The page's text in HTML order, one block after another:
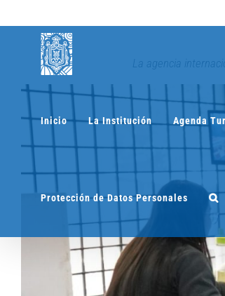
contenido
Inicio La Institución Agenda
Protección de Datos Personales
La agencia